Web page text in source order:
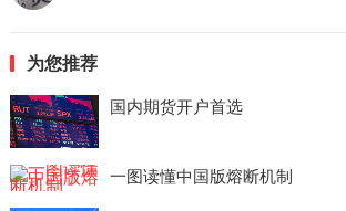
为您推荐
国内期货开户首选
一图读懂中国版熔断机制